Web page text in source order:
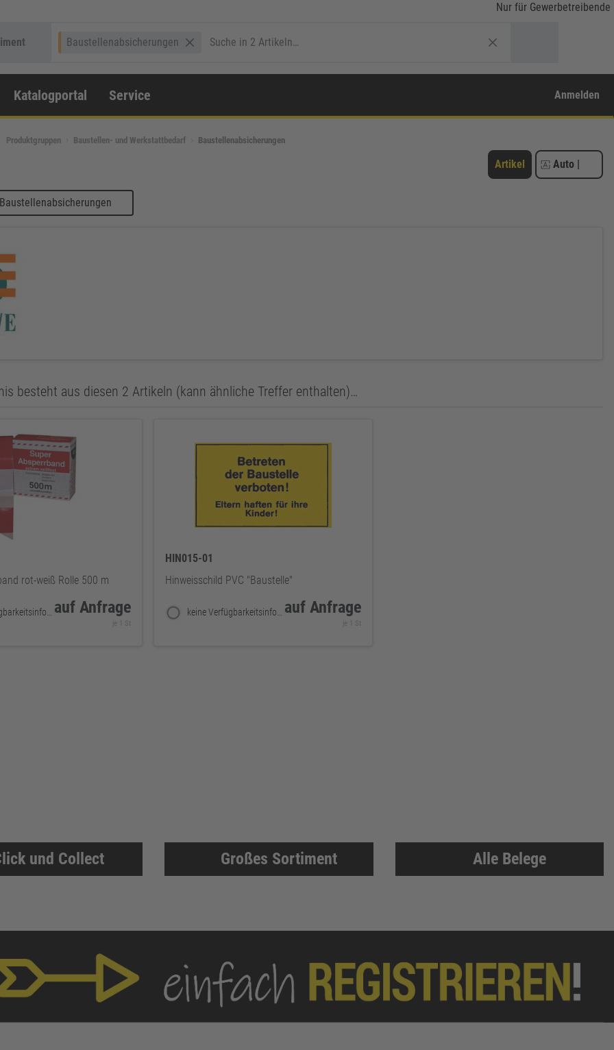
Nur für Gewerbetreibende
Baustellenabsicherungen
Katalogportal Service Anmelden
Produktgruppen Baustellen- und Werkstattbedarf Baustellenabsicherungen
Artikel Auto |
besteht aus diesen 2 Artikeln (kann ähnliche Treffer enthalten)…
rot-weiß Rolle 500 m
keine Verfügbarkeitsinformationen auf Anfrage
je 1 St
HIN015-01
Hinweisschild PVC "Baustelle"
keine Verfügbarkeitsinformationen auf Anfrage
je 1 St
und Collect Großes Sortiment Alle Belege